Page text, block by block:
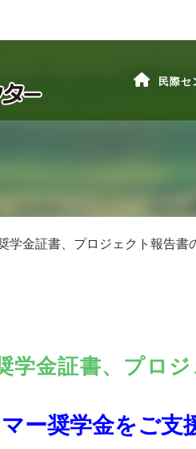
民際セ
学金証書、プロジェクト報告書
学金証書、プロ
ー奨学金をご